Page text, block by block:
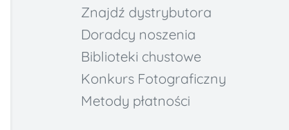
Znajdź dystrybutora
Doradcy noszenia
Biblioteki chustowe
Konkurs Fotograficzny
Metody płatności